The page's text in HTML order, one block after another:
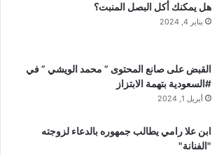
هل يمكنك أكل البصل المنبت؟
يناير 4, 2024
القبض على صانع المحتوى ” محمد الويشي ” في
#السعودية بتهمة الابتزاز
أبريل 1, 2024
ابن علا رامي يطالب جمهوره بالدعاء لزوجته
"الفنانة"